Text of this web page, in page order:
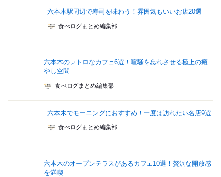
六本木駅周辺で寿司を味わう！雰囲気もいいお店20選
食べログまとめ編集部
六本木のレトロなカフェ6選！喧騒を忘れさせる極上の癒
やし空間
食べログまとめ編集部
六本木でモーニングにおすすめ！一度は訪れたい名店9選
食べログまとめ編集部
六本木のオープンテラスがあるカフェ10選！贅沢な開放感
を満喫